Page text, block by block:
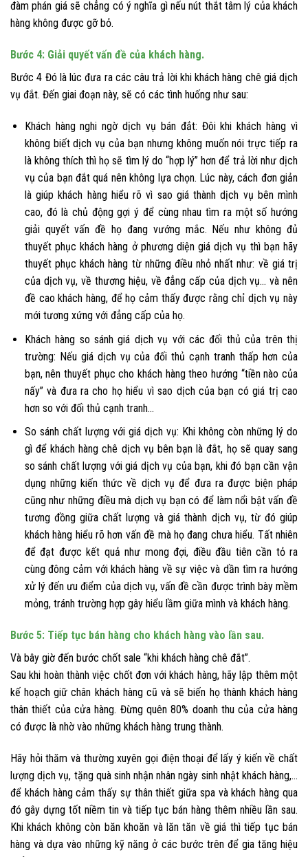
đàm phán giá sẽ chẳng có ý nghĩa gì nếu nút thắt tâm lý của khách
hàng không được gỡ bỏ.
Bước 4: Giải quyết vấn đề của khách hàng.
Bước 4 Đó là lúc đưa ra các câu trả lời khi khách hàng chê giá dịch
vụ đắt. Đến giai đoạn này, sẽ có các tình huống như sau:
Khách hàng nghi ngờ dịch vụ bán đắt: Đôi khi khách hàng vì
không biết dịch vụ của bạn nhưng không muốn nói trực tiếp ra
là không thích thì họ sẽ tìm lý do “hợp lý” hơn để trả lời như dịch
vụ của bạn đắt quá nên không lựa chọn. Lúc này, cách đơn giản
là giúp khách hàng hiểu rõ vì sao giá thành dịch vụ bên mình
cao, đó là chủ động gợi ý để cùng nhau tìm ra một số hướng
giải quyết vấn đề họ đang vướng mắc. Nếu như không đủ
thuyết phục khách hàng ở phương diện giá dịch vụ thì bạn hãy
thuyết phục khách hàng từ những điều nhỏ nhất như: về giá trị
của dịch vụ, về thương hiệu, về đẳng cấp của dịch vụ… và nên
đề cao khách hàng, để họ cảm thấy được rằng chỉ dịch vụ này
mới tương xứng với đẳng cấp của họ.
Khách hàng so sánh giá dịch vụ với các đối thủ của trên thị
trường: Nếu giá dịch vụ của đối thủ cạnh tranh thấp hơn của
bạn, nên thuyết phục cho khách hàng theo hướng “tiền nào của
nấy” và đưa ra cho họ hiểu vì sao dịch của bạn có giá trị cao
hơn so với đối thủ cạnh tranh…
So sánh chất lượng với giá dịch vụ: Khi không còn những lý do
gì để khách hàng chê dịch vụ bên bạn là đắt, họ sẽ quay sang
so sánh chất lượng với giá dịch vụ của bạn, khi đó bạn cần vận
dụng những kiến thức về dịch vụ để đưa ra được biện pháp
cũng như những điều mà dịch vụ bạn có để làm nổi bật vấn đề
tương đồng giữa chất lượng và giá thành dịch vụ, từ đó giúp
khách hàng hiểu rõ hơn vấn đề mà họ đang chưa hiểu. Tất nhiên
để đạt được kết quả như mong đợi, điều đầu tiên cần tỏ ra
cùng đông cảm với khách hàng về sự việc và dần tìm ra hướng
xử lý đến ưu điểm của dịch vụ, vấn đề cần được trình bày mềm
mỏng, tránh trường hợp gây hiểu lầm giữa mình và khách hàng.
Bước 5: Tiếp tục bán hàng cho khách hàng vào lần sau.
Và bây giờ đến bước chốt sale “khi khách hàng chê đắt”.
Sau khi hoàn thành việc chốt đơn với khách hàng, hãy lập thêm một
kế hoạch giữ chân khách hàng cũ và sẽ biến họ thành khách hàng
thân thiết của cửa hàng. Đừng quên 80% doanh thu của cửa hàng
có được là nhờ vào những khách hàng trung thành.
Hãy hỏi thăm và thường xuyên gọi điện thoại để lấy ý kiến về chất
lượng dịch vụ, tặng quà sinh nhận nhân ngày sinh nhật khách hàng,…
để khách hàng cảm thấy sự thân thiết giữa spa và khách hàng qua
đó gây dựng tốt niềm tin và tiếp tục bán hàng thêm nhiều lần sau.
Khi khách không còn băn khoăn và lăn tăn về giá thì tiếp tục bán
hàng và dựa vào những kỹ năng ở các bước trên để gia tăng hiệu